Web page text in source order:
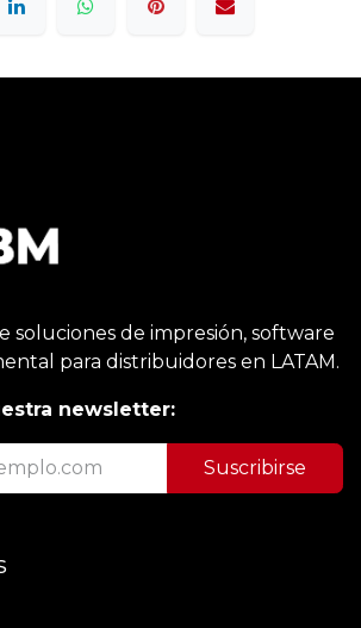
soluciones de impresión, software
para distribuidores en LATAM.
newsletter:
Suscribirse